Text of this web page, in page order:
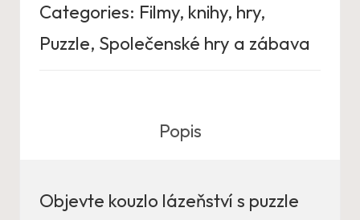
Categories: Filmy, knihy, hry,
Puzzle, Společenské hry a zábava
Popis
Objevte kouzlo lázeňství s puzzle